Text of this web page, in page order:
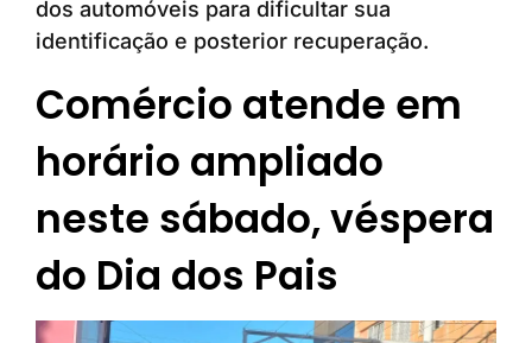
dos automóveis para dificultar sua
identificação e posterior recuperação.
Comércio atende em
horário ampliado
neste sábado, véspera
do Dia dos Pais